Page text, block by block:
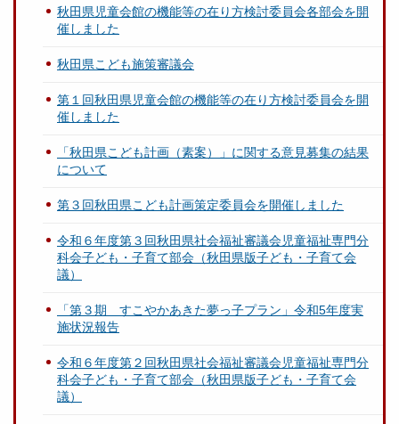
秋田県児童会館の機能等の在り方検討委員会各部会を開
催しました
秋田県こども施策審議会
第１回秋田県児童会館の機能等の在り方検討委員会を開
催しました
「秋田県こども計画（素案）」に関する意見募集の結果
について
第３回秋田県こども計画策定委員会を開催しました
令和６年度第３回秋田県社会福祉審議会児童福祉専門分
科会子ども・子育て部会（秋田県版子ども・子育て会
議）
「第３期 すこやかあきた夢っ子プラン」令和5年度実
施状況報告
令和６年度第２回秋田県社会福祉審議会児童福祉専門分
科会子ども・子育て部会（秋田県版子ども・子育て会
議）